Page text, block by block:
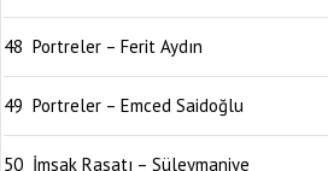
48 Portreler – Ferit Aydın
49 Portreler – Emced Saidoğlu
50 İmsak Rasatı – Süleymaniye